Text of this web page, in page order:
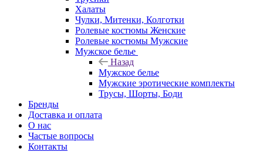
Халаты
Чулки, Митенки, Колготки
Ролевые костюмы Женские
Ролевые костюмы Мужские
Мужское белье
Назад
Мужское белье
Мужские эротические комплекты
Трусы, Шорты, Боди
Бренды
Доставка и оплата
О нас
Частые вопросы
Контакты